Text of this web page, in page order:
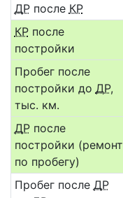
ДРпосле КР
КРпосле
постройки
Пробег после
постройки до ДР,
тыс. км.
ДРпосле
постройки (ремонт
по пробегу)
Пробег после ДР